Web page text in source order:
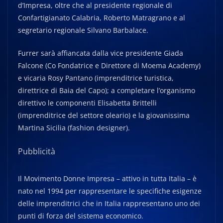
d’Impresa, oltre che al presidente regionale di
Confartigianato Calabria, Roberto Matragrano e al
segretario regionale Silvano Barbalace.
Furrer sarà affiancata dalla vice presidente Giada
Falcone (Co Fondatrice e Direttore di Moema Academy)
e vicaria Rosy Pantano (imprenditrice turistica,
direttrice di Baia del Capo); a completare l’organismo
direttivo le componenti Elisabetta Brittelli
(imprenditrice del settore oleario) e la giovanissima
Martina Sicilia (fashion designer).
Pubblicità
Il Movimento Donne Impresa – attivo in tutta Italia – è
nato nel 1994 per rappresentare le specifiche esigenze
delle imprenditrici che in Italia rappresentano uno dei
punti di forza del sistema economico.